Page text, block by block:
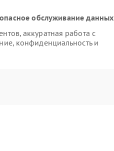
обслуживание данных
аккуратная работа с
конфиденциальность и